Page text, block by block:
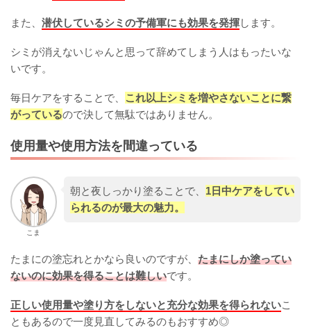
また、 潜伏しているシミの予備軍にも効果を発揮します。
シミが消えないじゃんと思って辞めてしまう人はもったいな
いです。
毎日ケアをすることで、 これ以上シミを増やさないことに繋
がっているので決して無駄ではありません。
使用量や使用方法を間違っている
こま
朝と夜しっかり塗ることで、 1日中ケアをしてい
られるのが最大の魅力。
たまにの塗忘れとかなら良いのですが、 たまにしか塗ってい
ないのに効果を得ることは難しいです。
正しい使用量や塗り方をしないと充分な効果を得られないこ
ともあるので一度見直してみるのもおすすめ◎